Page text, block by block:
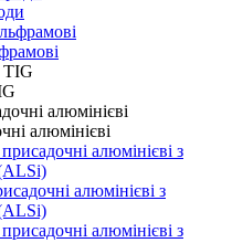
алюмінієві
алюмінієві з